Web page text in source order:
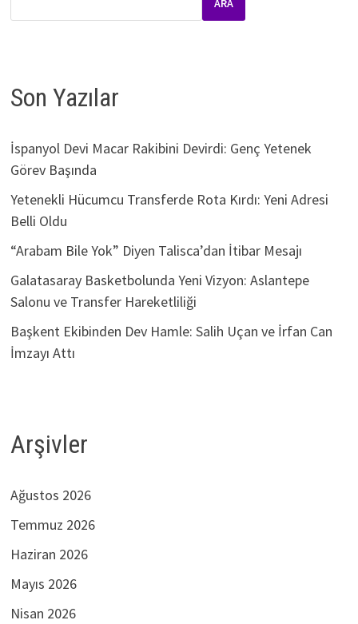
ARA
Son Yazılar
İspanyol Devi Macar Rakibini Devirdi: Genç Yetenek
Görev Başında
Yetenekli Hücumcu Transferde Rota Kırdı: Yeni Adresi
Belli Oldu
“Arabam Bile Yok” Diyen Talisca’dan İtibar Mesajı
Galatasaray Basketbolunda Yeni Vizyon: Aslantepe
Salonu ve Transfer Hareketliliği
Başkent Ekibinden Dev Hamle: Salih Uçan ve İrfan Can
İmzayı Attı
Arşivler
Ağustos 2026
Temmuz 2026
Haziran 2026
Mayıs 2026
Nisan 2026